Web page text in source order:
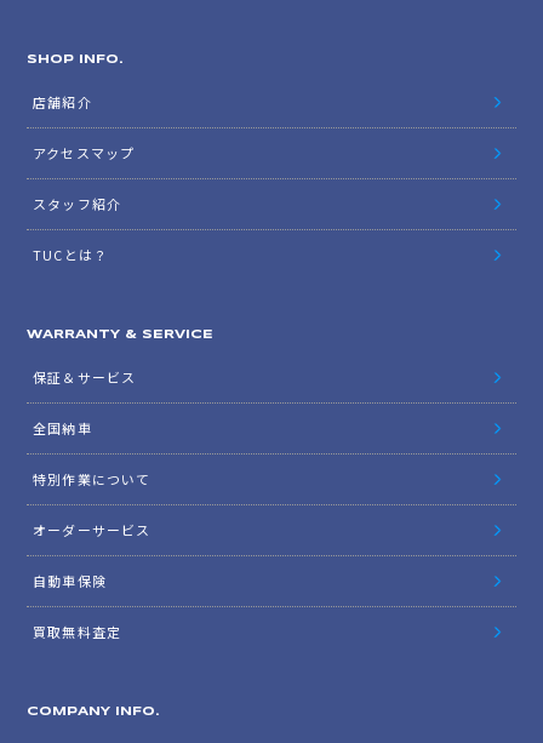
SHOP INFO.
店舗紹介
アクセスマップ
スタッフ紹介
TUCとは？
WARRANTY & SERVICE
保証＆サービス
全国納車
特別作業について
オーダーサービス
自動車保険
買取無料査定
COMPANY INFO.